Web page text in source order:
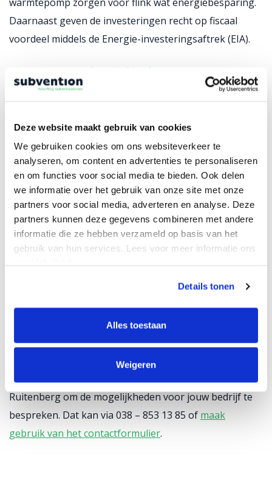
Deze website maakt gebruik van cookies
We gebruiken cookies om ons websiteverkeer te
analyseren, om content en advertenties te personaliseren
en om functies voor social media te bieden. Ook delen
we informatie over het gebruik van onze site met onze
partners voor social media, adverteren en analyse. Deze
partners kunnen deze gegevens combineren met andere
informatie die ze hebben verzameld op basis van het
gebruik van hun services. Lees voor meer informatie ons
Details tonen
Alles toestaan
Weigeren
Daarnaast geven de investeringen recht op fiscaal
voordeel middels de Energie-investeringsaftrek (EIA).
Jouw subsidiekansen
bespreken?
Naast melkvee is er een maatlat voor de volgende
diercategorieën:
Vleeskalveren
Varkens
Pluimvee
Kalkoenen
Schapen
Melkgeiten
Neem vrijblijvend contact op met onze
subsidiespecialisten Agrarisch Marco Laarman en Wilco
Ruitenberg om de mogelijkheden voor jouw bedrijf te
bespreken. Dat kan via 038 – 853 13 85 of maak
gebruik van het contactformulier.